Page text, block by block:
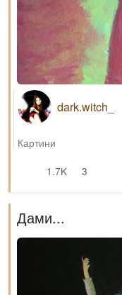
dark.witch_
Картини
1.7K
3
Дами...